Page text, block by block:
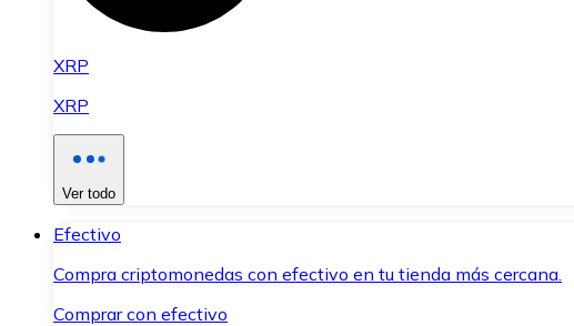
XRP
XRP
Ver todo
Efectivo
Compra criptomonedas con efectivo en tu tienda más cercana.
Comprar con efectivo